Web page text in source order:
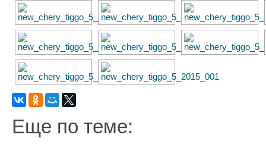
Еще по теме: